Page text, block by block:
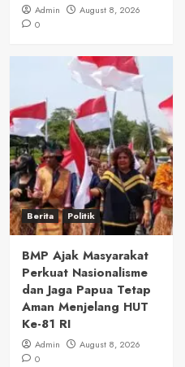
Admin
August 8, 2026
0
Berita Politik
BMP Ajak Masyarakat
Perkuat Nasionalisme
dan Jaga Papua Tetap
Aman Menjelang HUT
Ke-81 RI
Admin
August 8, 2026
0